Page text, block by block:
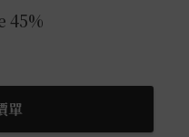
45%
單